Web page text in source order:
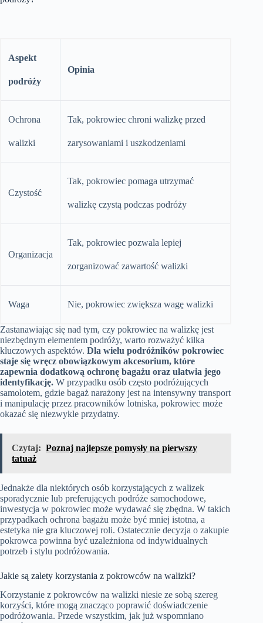
Aspekt
podróży
Opinia
Ochrona
walizki
Tak, pokrowiec chroni walizkę przed
zarysowaniami i uszkodzeniami
Czystość
Tak, pokrowiec pomaga utrzymać
walizkę czystą podczas podróży
Organizacja
Tak, pokrowiec pozwala lepiej
zorganizować zawartość walizki
Waga Nie, pokrowiec zwiększa wagę walizki
Zastanawiając się nad tym, czy pokrowiec na walizkę jest
niezbędnym elementem podróży, warto rozważyć kilka
kluczowych aspektów. Dla wielu podróżników pokrowiec
staje się wręcz obowiązkowym akcesorium, które
zapewnia dodatkową ochronę bagażu oraz ułatwia jego
identyfikację. W przypadku osób często podróżujących
samolotem, gdzie bagaż narażony jest na intensywny transport
i manipulację przez pracowników lotniska, pokrowiec może
okazać się niezwykle przydatny.
Czytaj: Poznaj najlepsze pomysły na pierwszy
tatuaż
Jednakże dla niektórych osób korzystających z walizek
sporadycznie lub preferujących podróże samochodowe,
inwestycja w pokrowiec może wydawać się zbędna. W takich
przypadkach ochrona bagażu może być mniej istotna, a
estetyka nie gra kluczowej roli. Ostatecznie decyzja o zakupie
pokrowca powinna być uzależniona od indywidualnych
potrzeb i stylu podróżowania.
Jakie są zalety korzystania z pokrowców na walizki?
Korzystanie z pokrowców na walizki niesie ze sobą szereg
korzyści, które mogą znacząco poprawić doświadczenie
podróżowania. Przede wszystkim, jak już wspomniano